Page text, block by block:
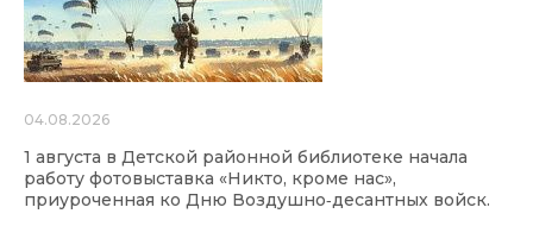
04.08.2026
1 августа в Детской районной библиотеке начала
работу фотовыставка «Никто, кроме нас»,
приуроченная ко Дню Воздушно‑десантных войск.